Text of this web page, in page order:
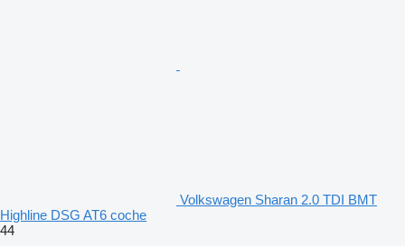
Volkswagen Sharan 2.0 TDI BMT
Highline DSG AT6 coche
44